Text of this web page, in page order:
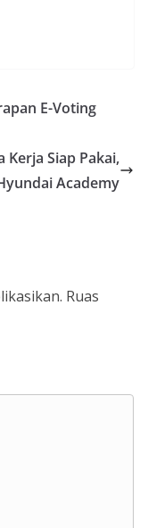
E-Voting
Kerja Siap Pakai,
Academy
Ruas